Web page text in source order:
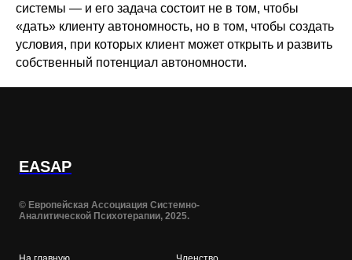
системы — и его задача состоит не в том, чтобы
«дать» клиенту автономность, но в том, чтобы создать
условия, при которых клиент может открыть и развить
собственный потенциал автономности.
EASAP
© Европейская Ассоциация Системно-
Аналитической Психотерапии, 2025.